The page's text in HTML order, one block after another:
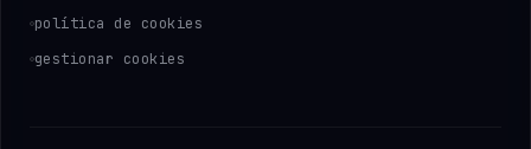
política de cookies
gestionar cookies